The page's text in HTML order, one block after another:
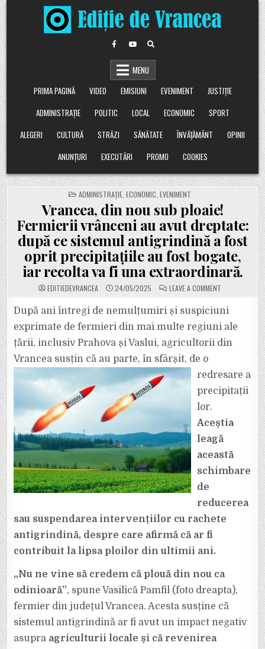
Skip
to
content
MENU
PRIMA PAGINĂ
VIDEO EMISIUNI EVENIMENT
JUSTIȚIE
ADMINISTRAȚIE
POLITIC LOCAL ECONOMIC
SPORT
ALEGERI
CULTURĂ STRĂZI SĂNĂTATE ÎNVĂȚĂMÂNT
OPINII
ANUNȚURI
EXECUTĂRI PROMO COOKIES
POSTED
IN
ADMINISTRAȚIE, ECONOMIC EVENIMENT
Vrancea, din nou sub ploaie!
Fermierii vrânceni au avut dreptate:
după ce sistemul antigrindină a fost
oprit precipitațiile au fost bogate,
iar recolta va fi una extraordinară.
EDITIEDEVRANCEA 24/05/2025 LEAVE A COMMENTON
VRANCEA,
NOU
SUB
PLOAIE!
FERMIERII
VRÂNCENI
AU
CE
SISTEMUL
ANTIGRINDINĂ
A
PRECIPITAȚIILE
AU
BOGATE,
IAR
RECOLTA
VA
UNA
După ani întregi de nemulțumiri și suspiciuni
exprimate de fermieri din mai multe regiuni ale
țării, inclusiv Prahova și Vaslui, agricultorii din
Vrancea susțin că au parte, în sfârșit, de o
redresare a
precipitații
lor.
Aceștia
leagă
această
schimbare
de
reducerea
sau suspendarea intervențiilor cu rachete
antigrindină, despre care afirmă că ar fi
contribuit la lipsa ploilor din ultimii ani.
„Nu ne vine să credem că plouă din nou ca
odinioară”, spune Vasilică Pamfil (foto dreapta),
fermier din județul Vrancea. Acesta susține că
sistemul antigrindină ar fi avut un impact negativ
asupra agriculturii locale și că revenirea